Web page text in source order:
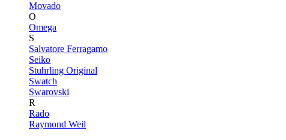
Movado
O
Omega
S
Salvatore Ferragamo
Seiko
Stuhrling Original
Swatch
Swarovski
R
Rado
Raymond Weil